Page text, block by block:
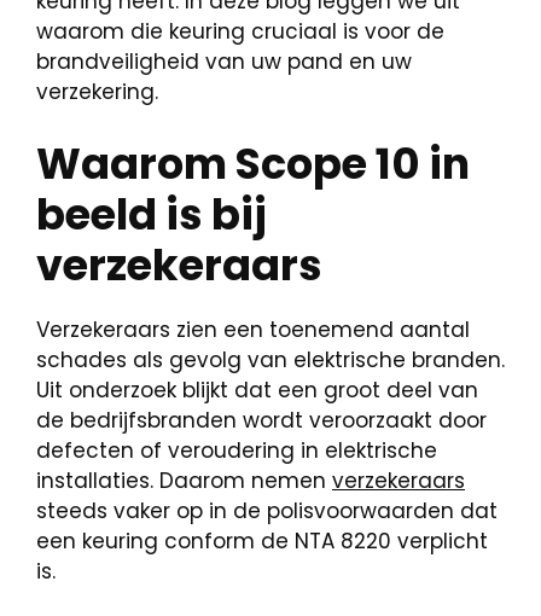
waarom die keuring cruciaal is voor de
brandveiligheid van uw pand en uw
verzekering.
Waarom Scope 10 in
beeld is bij
verzekeraars
Verzekeraars zien een toenemend aantal
schades als gevolg van elektrische branden.
Uit onderzoek blijkt dat een groot deel van
de bedrijfsbranden wordt veroorzaakt door
defecten of veroudering in elektrische
installaties. Daarom nemen verzekeraars
steeds vaker op in de polisvoorwaarden dat
een keuring conform de NTA 8220 verplicht
is.